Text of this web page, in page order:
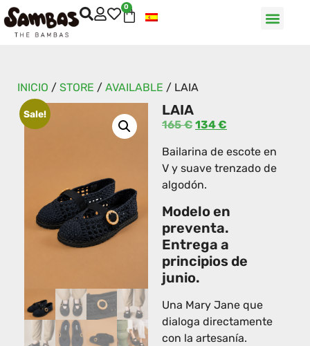
0
INICIO / STORE / AVAILABLE / LAIA
Sale! LAIA
165€ 134€
Bailarina de escote en
V y suave trenzado de
algodón.
Modelo en
preventa.
Entrega a
principios de
junio.
Una Mary Jane que
dialoga directamente
con la artesanía.